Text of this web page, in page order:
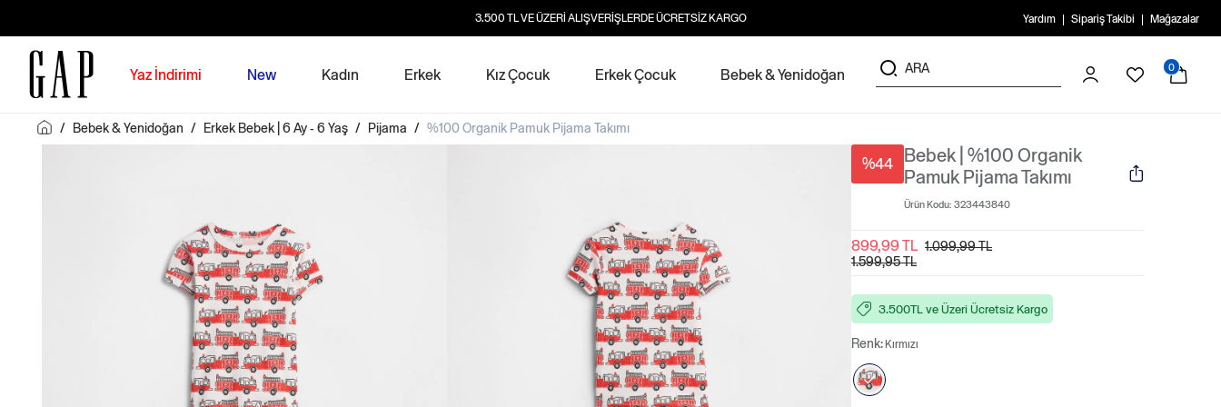
3.500 TL VE ÜZERİ ALIŞVERİŞLERDE ÜCRETSİZ KARGO Yardım Sipariş Takibi Mağazalar
Yaz İndirimi New Kadın Erkek Kız Çocuk Erkek Çocuk Bebek & Yenidoğan 0
/ Bebek & Yenidoğan / Erkek Bebek | 6 Ay - 6 Yaş / Pijama / %100 Organik Pamuk Pijama Takımı
%44
Bebek | %100 Organik
Pamuk Pijama Takımı
Ürün Kodu: 323443840
899,99 TL 1.099,99 TL
1.599,95 TL
3.500TL ve Üzeri Ücretsiz Kargo
Renk: Kırmızı